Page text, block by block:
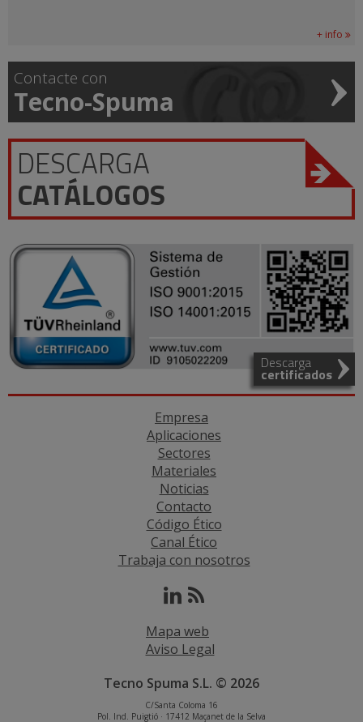
+ info
Contacte con
Tecno-Spuma
DESCARGA
CATÁLOGOS
Descarga
certificados
Empresa
Aplicaciones
Sectores
Materiales
Noticias
Contacto
Código Ético
Canal Ético
Trabaja con nosotros
Mapa web
Aviso Legal
Tecno Spuma S.L. © 2026
C/Santa Coloma 16
Pol. Ind. Puigtió · 17412 Maçanet de la Selva